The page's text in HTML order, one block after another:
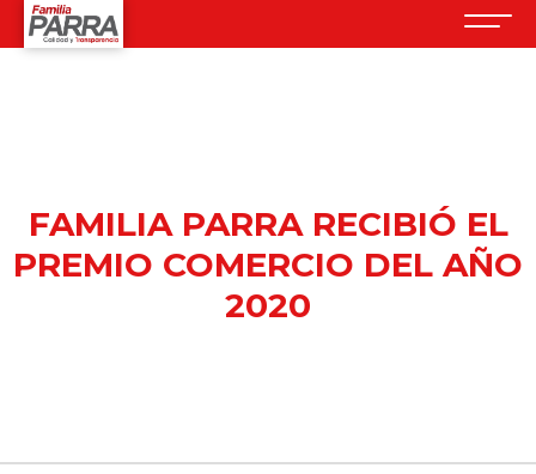
FAMILIA PARRA RECIBIÓ EL
PREMIO COMERCIO DEL AÑO
2020